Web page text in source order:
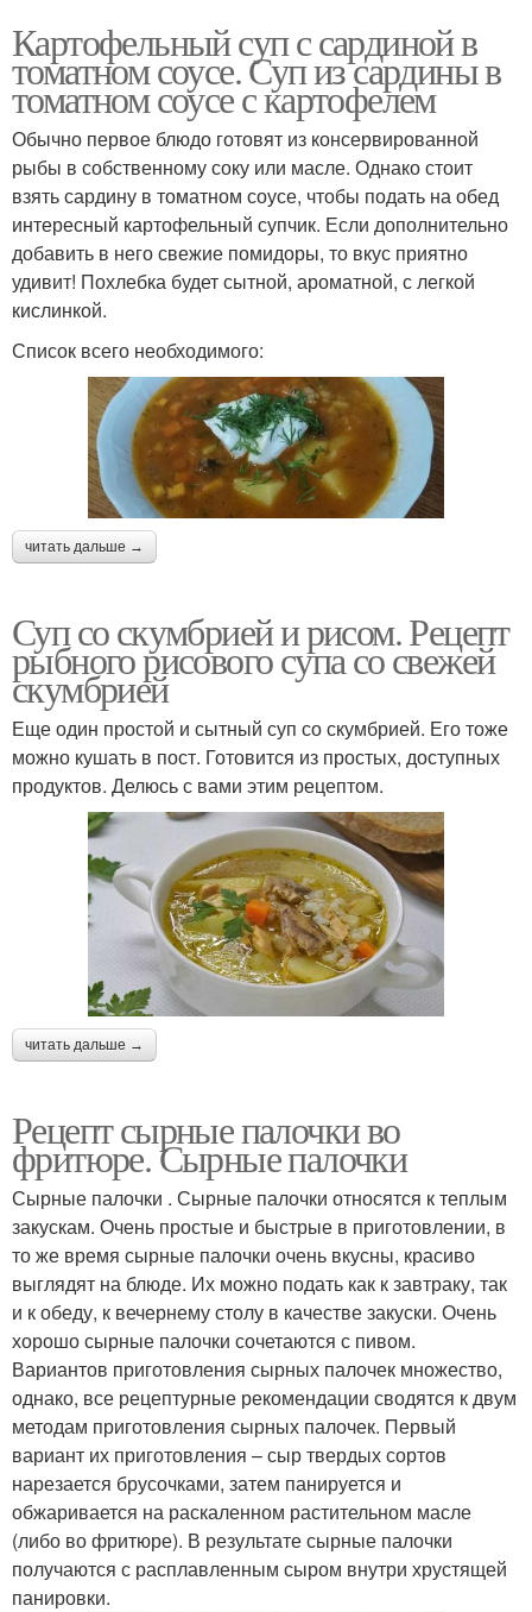
Картофельный суп с сардиной в
томатном соусе. Суп из сардины в
томатном соусе с картофелем
Обычно первое блюдо готовят из консервированной
рыбы в собственному соку или масле. Однако стоит
взять сардину в томатном соусе, чтобы подать на обед
интересный картофельный супчик. Если дополнительно
добавить в него свежие помидоры, то вкус приятно
удивит! Похлебка будет сытной, ароматной, с легкой
кислинкой.
Список всего необходимого:
читать дальше →
Суп со скумбрией и рисом. Рецепт
рыбного рисового супа со свежей
скумбрией
Еще один простой и сытный суп со скумбрией. Его тоже
можно кушать в пост. Готовится из простых, доступных
продуктов. Делюсь с вами этим рецептом.
читать дальше →
Рецепт сырные палочки во
фритюре. Сырные палочки
Сырные палочки . Сырные палочки относятся к теплым
закускам. Очень простые и быстрые в приготовлении, в
то же время сырные палочки очень вкусны, красиво
выглядят на блюде. Их можно подать как к завтраку, так
и к обеду, к вечернему столу в качестве закуски. Очень
хорошо сырные палочки сочетаются с пивом.
Вариантов приготовления сырных палочек множество,
однако, все рецептурные рекомендации сводятся к двум
методам приготовления сырных палочек. Первый
вариант их приготовления – сыр твердых сортов
нарезается брусочками, затем панируется и
обжаривается на раскаленном растительном масле
(либо во фритюре). В результате сырные палочки
получаются с расплавленным сыром внутри хрустящей
панировки.